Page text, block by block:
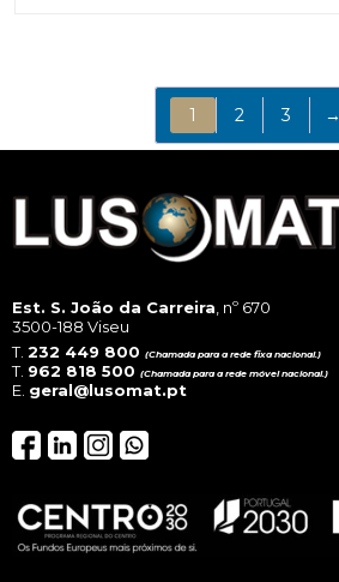
1 2 3 →
Est. S. João da Carreira, nº 670
3500-188 Viseu
T. 232 449 800 (Chamada para a rede fixa nacional.)
T. 962 818 500 (Chamada para a rede móvel nacional.)
E. geral@lusomat.pt